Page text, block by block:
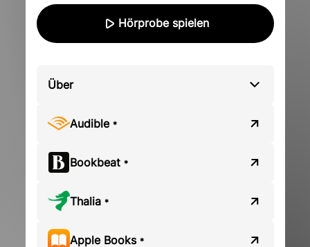
Hörprobe spielen
Über
Audible *
Bookbeat *
Thalia *
Apple Books *